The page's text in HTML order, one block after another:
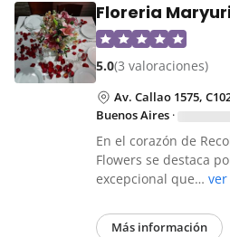
Floreria
5.0(3 valoraciones)
Av. Callao 1575,
Buenos Aires ·
En el corazón de
Flowers se destaca
excepcional que… ver
Más información